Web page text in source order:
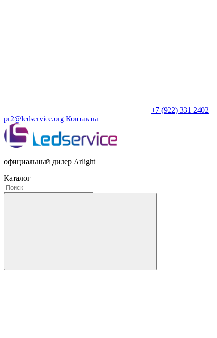
+7 (922) 331 2402
pr2@ledservice.org Контакты
официальный дилер Arlight
Каталог